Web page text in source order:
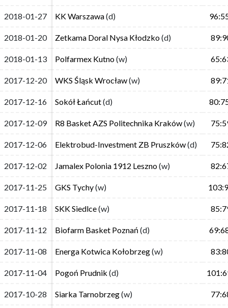
2018-01-27 KK Warszawa(d)
2018-01-20 Zetkama Doral Nysa Kłodzko(d)
2018-01-13 Polfarmex Kutno(w)
2017-12-20 WKS Śląsk Wrocław(w)
2017-12-16 Sokół Łańcut(d)
2017-12-09 R8 Basket AZS Politechnika Kraków(w)
2017-12-06 Elektrobud-Investment ZB Pruszków(d)
2017-12-02 Jamalex Polonia 1912 Leszno(w)
2017-11-25 GKS Tychy(w)
2017-11-18 SKK Siedlce(w)
2017-11-12 Biofarm Basket Poznań (d)
2017-11-08 Energa Kotwica Kołobrzeg(w)
2017-11-04 Pogoń Prudnik (d)
2017-10-28 Siarka Tarnobrzeg(w)
2018-01-27 KK Warszawa(d)
2018-01-20 Zetkama Doral Nysa Kłodzko(d)
2018-01-13 Polfarmex Kutno(w)
2017-12-20 WKS Śląsk Wrocław(w)
2017-12-16 Sokół Łańcut(d)
2017-12-09 R8 Basket AZS Politechnika Kraków(w)
2017-12-06 Elektrobud-Investment ZB Pruszków(d)
2017-12-02 Jamalex Polonia 1912 Leszno(w)
2017-11-25 GKS Tychy(w)
2017-11-18 SKK Siedlce(w)
2017-11-12 Biofarm Basket Poznań (d)
2017-11-08 Energa Kotwica Kołobrzeg(w)
2017-11-04 Pogoń Prudnik (d)
2017-10-28 Siarka Tarnobrzeg(w)